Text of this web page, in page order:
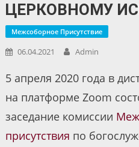
ЦЕРКОВНОМУ
Межсоборное Присутствие
06.04.2021 Admin
5 апреля 2020 года в
на платформе Zoom
заседание комиссии
присутствия по